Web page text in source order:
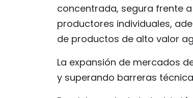
concentrada, segura frente
productores individuales,
de productos de alto valor
La expansión de mercados
y superando barreras